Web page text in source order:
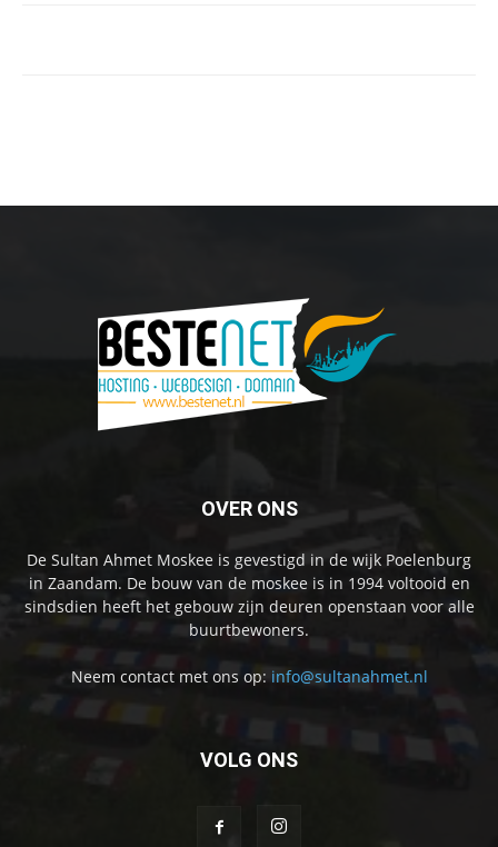
OVER ONS
De Sultan Ahmet Moskee is gevestigd in de wijk Poelenburg
in Zaandam. De bouw van de moskee is in 1994 voltooid en
sindsdien heeft het gebouw zijn deuren openstaan voor alle
buurtbewoners.
Neem contact met ons op: info@sultanahmet.nl
VOLG ONS